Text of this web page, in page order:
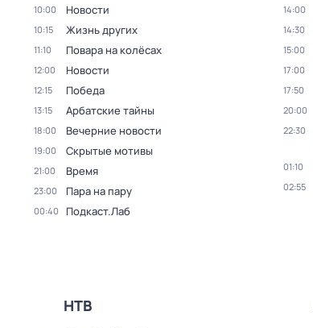
10:00 Новости
10:15 Жизнь других
11:10 Повара на колёсах
12:00 Новости
12:15 Победа
13:15 Арбатские тайны
18:00 Вечерние новости
19:00 Скрытые мотивы
21:00 Время
23:00 Пара на пару
00:40 Подкаст.Лаб
14:00
14:30
15:00
17:00
17:50
20:00
22:30
01:10
02:55
НТВ